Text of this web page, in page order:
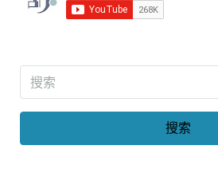
搜索